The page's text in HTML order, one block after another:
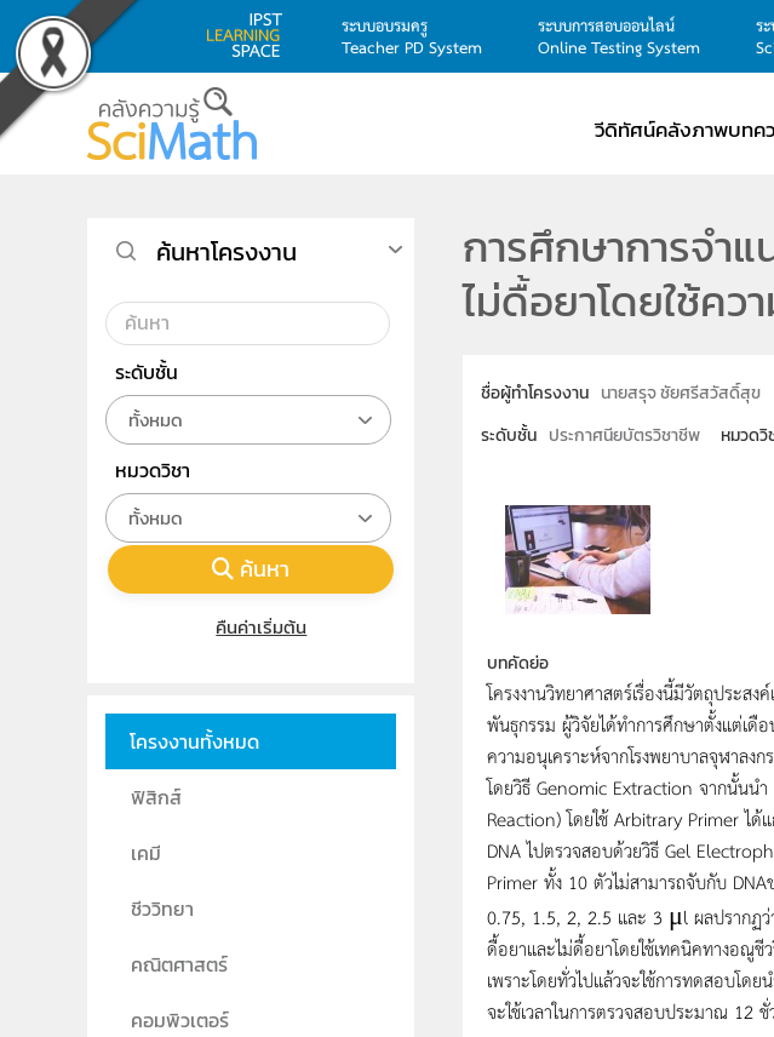
Skip to main content
ระบบอบรมครู
Teacher PD System
ระบบการสอบออนไลน์
Online Testing System
ร
วีดิทัศน์คลังภาพบทค
การศึกษาการจำ
ไม่ดื้อยาโดยใช้ค
ชื่อผู้ทำโครงงาน นายสรุจ ชัยศรีสวัสดิ์สุข
ระดับชั้น ประกาศนียบัตรวิชาชีพ หมวดวิ
บทคัดย่อ
โครงงานวิทยาศาสตร์เรื่องนี้มีวัตถุประส
พันธุกรรม ผู้วิจัยได้ทำการศึกษาตั้งแต่เ
ความอนุเคราะห์จากโรงพยาบาลจุฬาลง
โดยวิธี Genomic Extraction จากนั้นน
Reaction) โดยใช้ Arbitrary Primer ไ
DNA ไปตรวจสอบด้วยวิธี Gel
Primer ทั้ง 10 ตัวไม่สามารถจับกับ
0.75, 1.5, 2, 2.5 และ 3 μl ผลปรากฏว่
ดื้อยาและไม่ดื้อยาโดยใช้เทคนิคทางอณูชี
เพราะโดยทั่วไปแล้วจะใช้การทดสอบโด
จะใช้เวลาในการตรวจสอบประมาณ 12
ค้นหาโครงงาน
ระดับชั้น
ทั้งหมด
หมวดวิชา
ทั้งหมด
ค้นหา
คืนค่าเริ่มต้น
โครงงานทั้งหมด
ฟิสิกส์
เคมี
ชีววิทยา
คณิตศาสตร์
คอมพิวเตอร์